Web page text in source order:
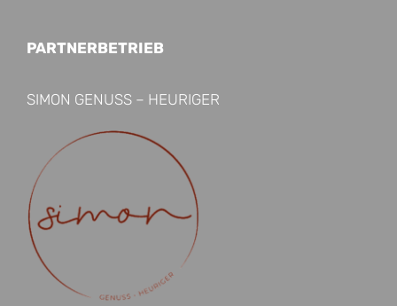
PARTNERBETRIEB
SIMON GENUSS – HEURIGER